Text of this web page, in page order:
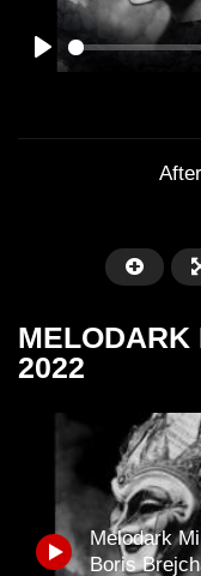
PLAY
01:01:41
Arnstadt – Arntekk
MELODARK
2022
Melodark
Boris